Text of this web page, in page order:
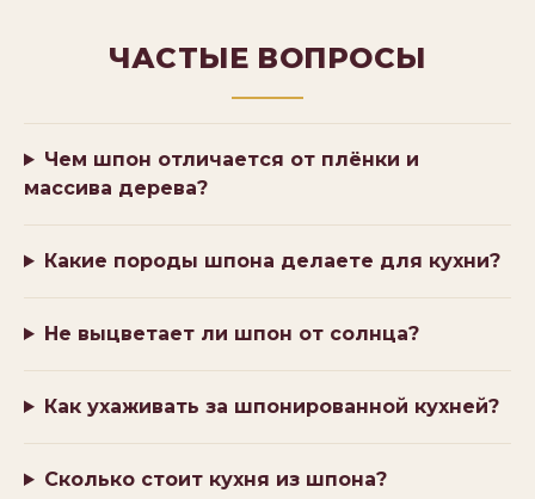
ЧАСТЫЕ ВОПРОСЫ
Чем шпон отличается от плёнки и
массива дерева?
Какие породы шпона делаете для кухни?
Не выцветает ли шпон от солнца?
Как ухаживать за шпонированной кухней?
Сколько стоит кухня из шпона?